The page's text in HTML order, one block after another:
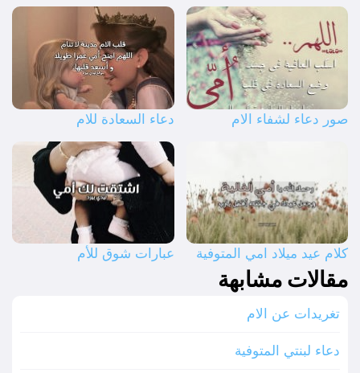
صور دعاء لشفاء الام دعاء السعادة للام
كلام عيد ميلاد امي المتوفية عبارات شوق للأم
مقالات مشابهة
تغريدات عن الام
دعاء لبنتي المتوفية